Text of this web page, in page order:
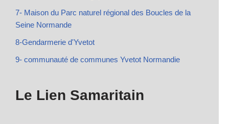
7- Maison du Parc naturel régional des Boucles de la
Seine Normande
8-Gendarmerie d'Yvetot
9- communauté de communes Yvetot Normandie
Le Lien Samaritain